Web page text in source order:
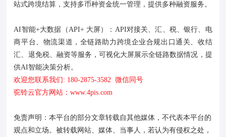
站式跨境结算，支持多币种资金统一管理，提供多种融资服务。
AI智能+大数据（API+ 大屏）：API对接关、汇、税、银行、电
商平台、物流渠道，全链路助力跨境企业合规出口通关、收结
汇、退免税、融资等服务，可视化大屏展示全链路数据情况，提
供AI智能决策分析。
欢迎您联系我们: 180-2875-3582 微信同号
驼铃云官方网站：www.4pis.com
免责声明：本平台的部分文章转载自其他媒体，不代表本平台的
观点和立场。被转载网站、媒体、当事人，若认为有侵权之处，